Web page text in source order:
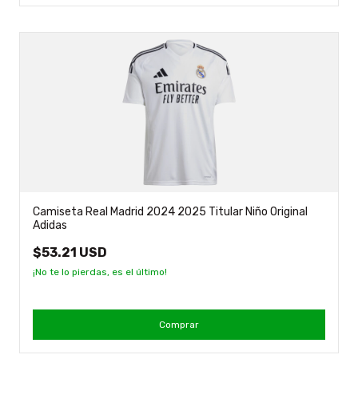
Camiseta Real Madrid 2024 2025 Titular Niño Original
Adidas
$53.21 USD
¡No te lo pierdas, es el último!
Comprar